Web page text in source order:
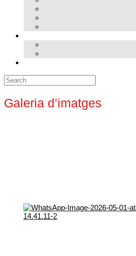
Search
for:
Galeria d’imatges